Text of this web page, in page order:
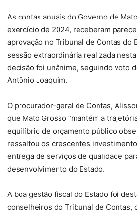
As contas anuais do Governo de
exercício de 2024, receberam
aprovação no Tribunal de Contas do
sessão extraordinária realizada
decisão foi unânime, seguindo voto
Antônio Joaquim.
O procurador-geral de Contas,
que Mato Grosso “mantém a
equilíbrio de orçamento público
ressaltou os crescentes
entrega de serviços de qualidade
desenvolvimento do Estado.
A boa gestão fiscal do Estado foi
conselheiros do Tribunal de Contas,